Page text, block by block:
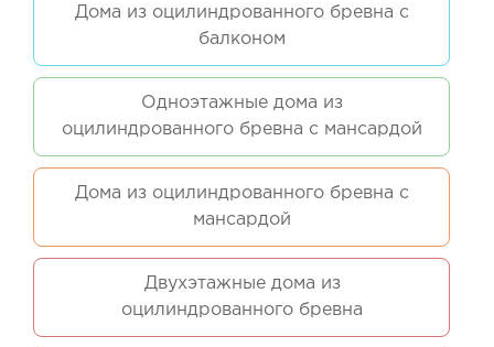
Дома из оцилиндрованного бревна с
балконом
Одноэтажные дома из
оцилиндрованного бревна с мансардой
Дома из оцилиндрованного бревна с
мансардой
Двухэтажные дома из
оцилиндрованного бревна